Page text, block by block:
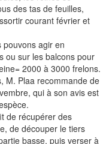
des tas de feuilles,
courant février et
pouvons agir en
ou sur les balcons pour
2000 à 3000 frelons.
M. Plaa recommande de
qui à son avis est
de récupérer des
de découper le tiers
basse, puis verser à